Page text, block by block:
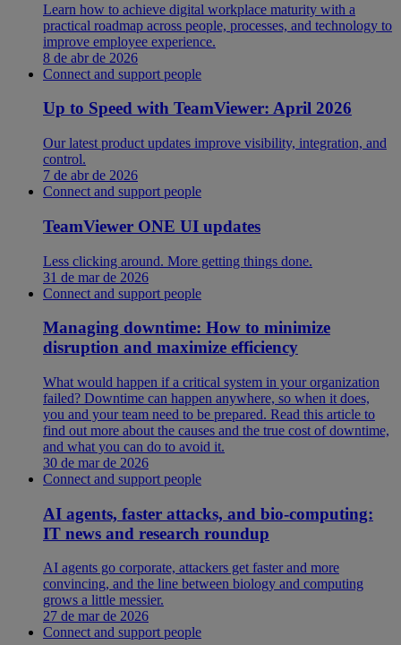
Learn how to achieve digital workplace maturity with a
practical roadmap across people, processes, and technology to
improve employee experience.
8 de abr de 2026
Connect and support people
Up to Speed with TeamViewer: April 2026
Our latest product updates improve visibility, integration, and
control.
7 de abr de 2026
Connect and support people
TeamViewer ONE UI updates
Less clicking around. More getting things done.
31 de mar de 2026
Connect and support people
Managing downtime: How to minimize
disruption and maximize efficiency
What would happen if a critical system in your organization
failed? Downtime can happen anywhere, so when it does,
you and your team need to be prepared. Read this article to
find out more about the causes and the true cost of downtime,
and what you can do to avoid it.
30 de mar de 2026
Connect and support people
AI agents, faster attacks, and bio-computing:
IT news and research roundup
AI agents go corporate, attackers get faster and more
convincing, and the line between biology and computing
grows a little messier.
27 de mar de 2026
Connect and support people